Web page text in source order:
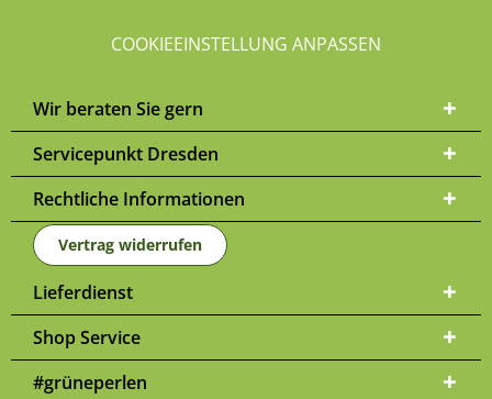
COOKIEEINSTELLUNG ANPASSEN
Wir beraten Sie gern
Servicepunkt Dresden
Rechtliche Informationen
Vertrag widerrufen
Lieferdienst
Shop Service
#grüneperlen